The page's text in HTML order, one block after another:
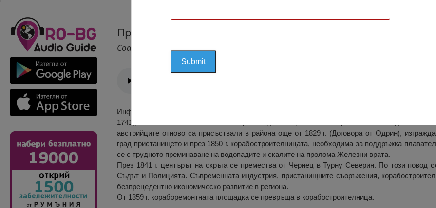
Пристанище Северин, Дробета Турну Северин
Cod 1458
Информация за Пристанище Северин може да се намери още от XVIII век. След
1741), когато вече са имали намерение да построят на същото място на днешен
австрийците отново са присъствали в района още от 1829 г. (Договора от Одрин),
град пристанището и през 1850 г. корабостроителницата, необходима за поддръжка
се с трудното преминаване на водопадите и скалите на пролома Железни врата.
През 1841 г. центърът на окръга се премества от Чернец в Турну Северин. По този повод
Съдът и Полицията. Съвременната индустрия, пристанищните съоръжения,
безпрецедентно икономическо развитие в региона.
От 1859 г. кораборемонтната площадка се превръща в корабостроителница.